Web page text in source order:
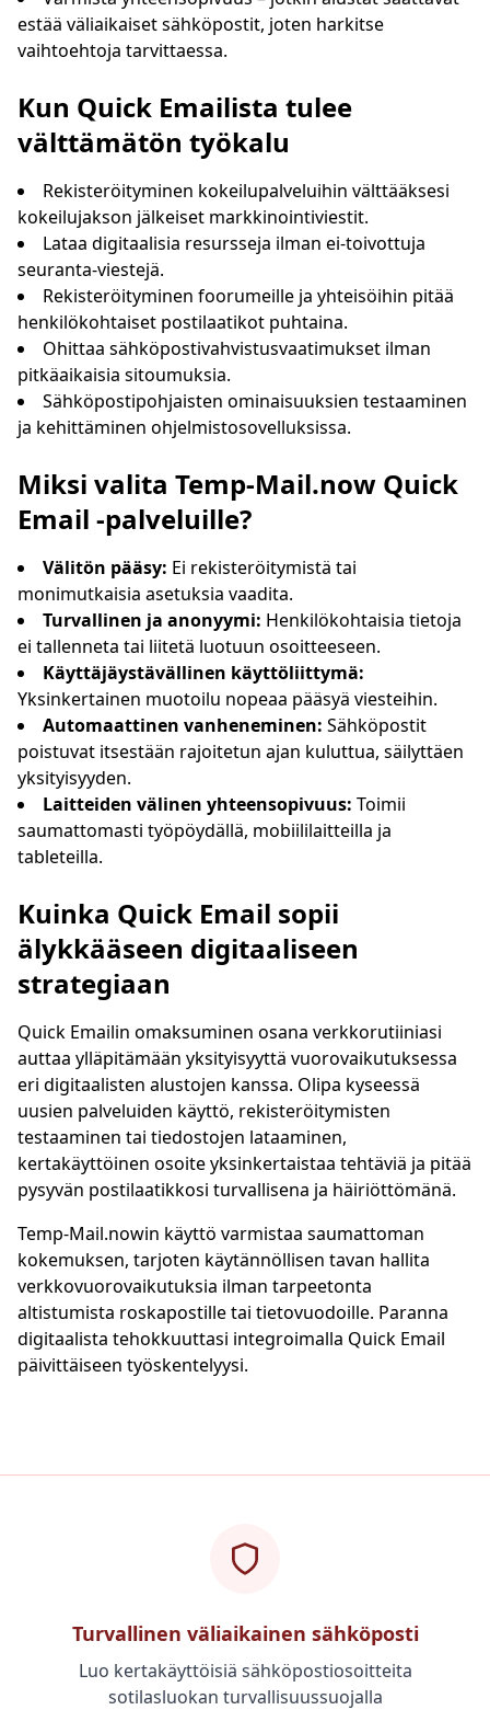
estää väliaikaiset sähköpostit, joten harkitse
vaihtoehtoja tarvittaessa.
Kun Quick Emailista tulee
välttämätön työkalu
Rekisteröityminen kokeilupalveluihin välttääksesi
kokeilujakson jälkeiset markkinointiviestit.
Lataa digitaalisia resursseja ilman ei-toivottuja
seuranta-viestejä.
Rekisteröityminen foorumeille ja yhteisöihin pitää
henkilökohtaiset postilaatikot puhtaina.
Ohittaa sähköpostivahvistusvaatimukset ilman
pitkäaikaisia sitoumuksia.
Sähköpostipohjaisten ominaisuuksien testaaminen
ja kehittäminen ohjelmistosovelluksissa.
Miksi valita Temp-Mail.now Quick
Email -palveluille?
Välitön pääsy: Ei rekisteröitymistä tai
monimutkaisia asetuksia vaadita.
Turvallinen ja anonyymi: Henkilökohtaisia tietoja
ei tallenneta tai liitetä luotuun osoitteeseen.
Käyttäjäystävällinen käyttöliittymä:
Yksinkertainen muotoilu nopeaa pääsyä viesteihin.
Automaattinen vanheneminen: Sähköpostit
poistuvat itsestään rajoitetun ajan kuluttua, säilyttäen
yksityisyyden.
Laitteiden välinen yhteensopivuus: Toimii
saumattomasti työpöydällä, mobiililaitteilla ja
tableteilla.
Kuinka Quick Email sopii
älykkääseen digitaaliseen
strategiaan
Quick Emailin omaksuminen osana verkkorutiiniasi
auttaa ylläpitämään yksityisyyttä vuorovaikutuksessa
eri digitaalisten alustojen kanssa. Olipa kyseessä
uusien palveluiden käyttö, rekisteröitymisten
testaaminen tai tiedostojen lataaminen,
kertakäyttöinen osoite yksinkertaistaa tehtäviä ja pitää
pysyvän postilaatikkosi turvallisena ja häiriöttömänä.
Temp-Mail.nowin käyttö varmistaa saumattoman
kokemuksen, tarjoten käytännöllisen tavan hallita
verkkovuorovaikutuksia ilman tarpeetonta
altistumista roskapostille tai tietovuodoille. Paranna
digitaalista tehokkuuttasi integroimalla Quick Email
päivittäiseen työskentelyysi.
Turvallinen väliaikainen sähköposti
Luo kertakäyttöisiä sähköpostiosoitteita
sotilasluokan turvallisuussuojalla